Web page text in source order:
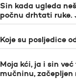
Sin kada ugleda
počnu drhtati ruke.
Koje su posljedice
Moja kći, ja i sin
mučninu, začepljen